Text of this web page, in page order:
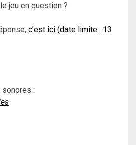
jeu en question ?
c’est ici (date limite : 13
: